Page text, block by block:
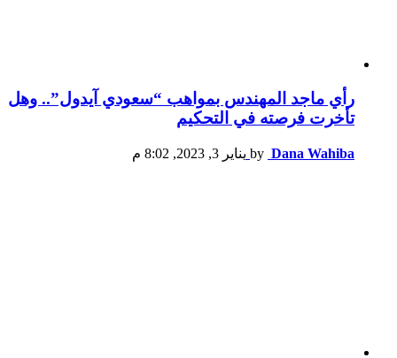
رأي ماجد المهندس بمواهب “سعودي آيدول”.. وهل
تأخرت فرصته في التحكيم
by Dana Wahiba يناير 3, 2023, 8:02 م